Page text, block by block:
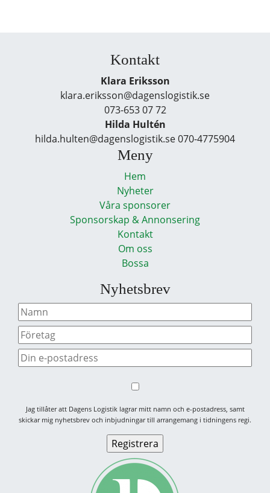
Kontakt
Klara Eriksson
klara.eriksson@dagenslogistik.se
073-653 07 72
Hilda Hultén
hilda.hulten@dagenslogistik.se 070-4775904
Meny
Hem
Nyheter
Våra sponsorer
Sponsorskap & Annonsering
Kontakt
Om oss
Bossa
Nyhetsbrev
Jag tillåter att Dagens Logistik lagrar mitt namn och e-postadress, samt
skickar mig nyhetsbrev och inbjudningar till arrangemang i tidningens regi.